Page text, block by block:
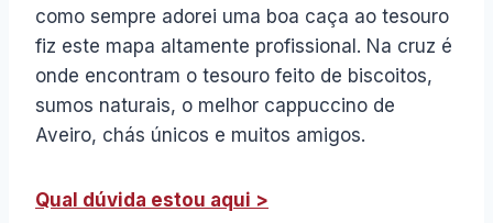
como sempre adorei uma boa caça ao tesouro
fiz este mapa altamente profissional. Na cruz é
onde encontram o tesouro feito de biscoitos,
sumos naturais, o melhor cappuccino de
Aveiro, chás únicos e muitos amigos.
Qual dúvida estou aqui >